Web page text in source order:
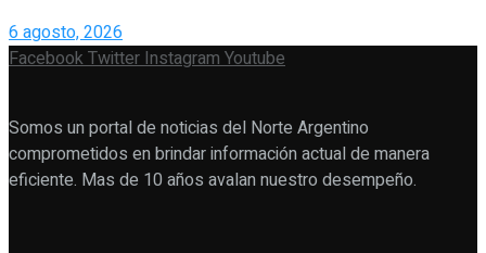
6 agosto, 2026
FacebookTwitterInstagramYoutube
Somos un portal de noticias del Norte Argentino
comprometidos en brindar información actual de manera
eficiente. Mas de 10 años avalan nuestro desempeño.